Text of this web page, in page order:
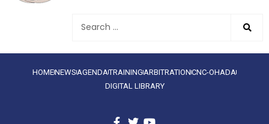
HOMENEWS AGENDATRAINING ARBITRATIONCNC-OHADA
DIGITAL LIBRARY